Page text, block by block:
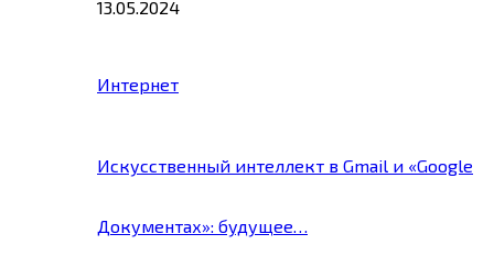
13.05.2024
Интернет
Искусственный интеллект в Gmail и «Google
Документах»: будущее…